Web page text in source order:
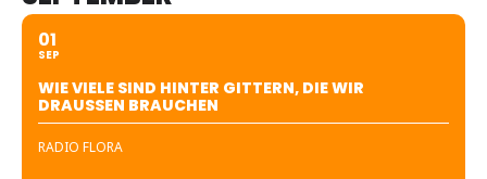
01
SEP
WIE VIELE SIND HINTER GITTERN, DIE WIR
DRAUSSEN BRAUCHEN
RADIO FLORA